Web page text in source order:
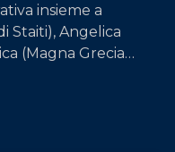
insieme a
Staiti), Angelica
(Magna Grecia